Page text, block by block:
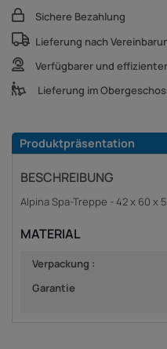
Sichere Bezahlung
Lieferung nach
Verfügbarer und
Lieferung im
Produktpräsentation
BESCHREIBUNG
Alpina Spa-Treppe - 42 x 60 x
MATERIAL
Verpackung :
Garantie